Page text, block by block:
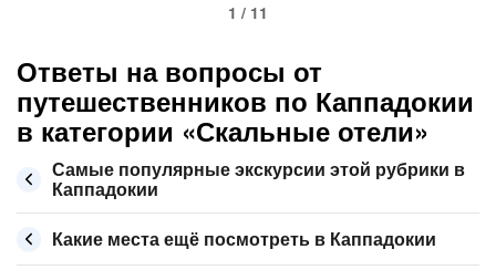
1 / 11
Ответы на вопросы от
путешественников по Каппадокии
в категории «Скальные отели»
Самые популярные экскурсии этой рубрики в
Каппадокии
Какие места ещё посмотреть в Каппадокии